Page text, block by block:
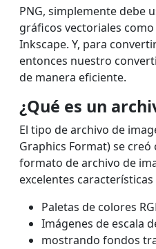
PNG, simplemente debe
gráficos vectoriales
Inkscape. Y, para
entonces nuestro
de manera eficiente.
¿Qué es un
El tipo de archivo de
Graphics Format) se
formato de archivo de
excelentes
Paletas de colores
Imágenes de escala
mostrando fondos